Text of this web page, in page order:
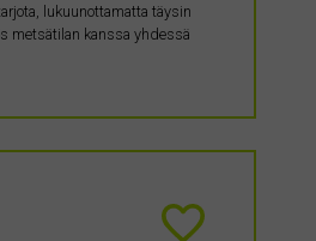
lukuunottamatta täysin
metsätilan kanssa yhdessä